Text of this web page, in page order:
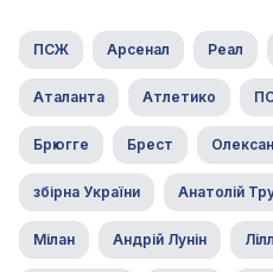
ПСЖ Арсенал Реал
Аталанта Атлетико
Брюгге Брест
збірна України Анатолій
Мілан Андрій Лунін